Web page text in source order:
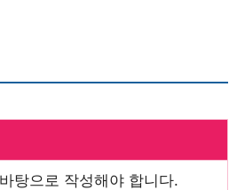
탕으로 작성해야 합니다.